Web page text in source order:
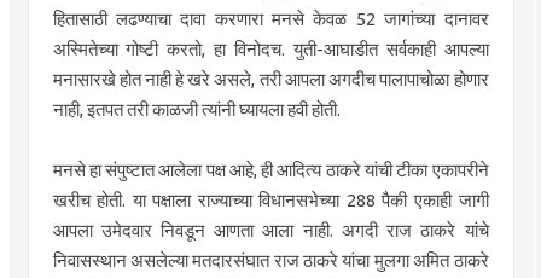
हितासाठी लढण्याचा दावा करणारा मनसे केवळ 52 जागांच्या दानावर
अस्मितेच्या गोष्टी करतो, हा विनोदच. युती-आघाडीत सर्वकाही आपल्या
मनासारखे होत नाही हे खरे असले, तरी आपला अगदीच पालापाचोळा होणार
नाही, इतपत तरी काळजी त्यांनी घ्यायला हवी होती.
मनसे हा संपुष्टात आलेला पक्ष आहे, ही आदित्य ठाकरे यांची टीका एकापरीने
खरीच होती. या पक्षाला राज्याच्या विधानसभेच्या 288 पैकी एकाही जागी
आपला उमेदवार निवडून आणता आला नाही. अगदी राज ठाकरे यांचे
निवासस्थान असलेल्या मतदारसंघात राज ठाकरे यांचा मुलगा अमित ठाकरे